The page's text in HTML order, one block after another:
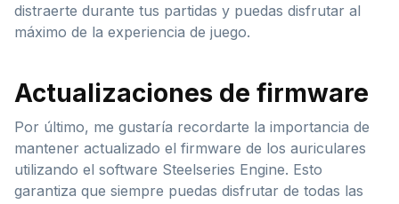
distraerte durante tus partidas y puedas disfrutar al
máximo de la experiencia de juego.
Actualizaciones de firmware
Por último, me gustaría recordarte la importancia de
mantener actualizado el firmware de los auriculares
utilizando el software Steelseries Engine. Esto
garantiza que siempre puedas disfrutar de todas las